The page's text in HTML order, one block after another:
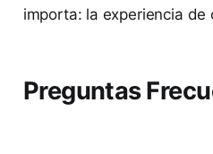
importa: la experiencia de
Preguntas